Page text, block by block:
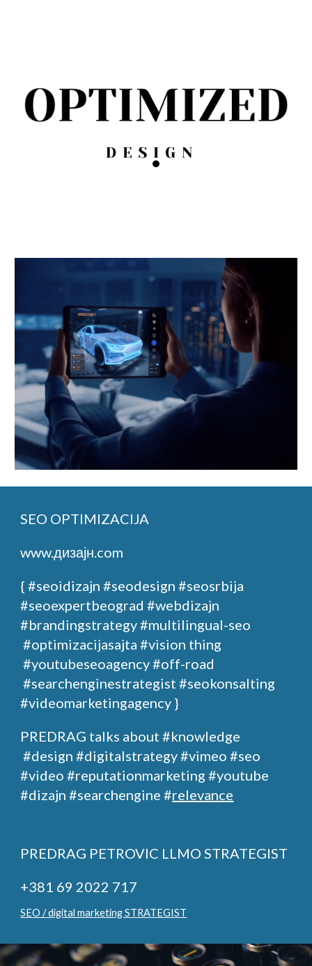
SEO OPTIMIZACIJA
www.дизајн.com
{ #seoidizajn#seodesign #seosrbija
#seoexpertbeograd #webdizajn
#brandingstrategy#multilingual-seo
#optimizacijasajta#vision thing
#youtubeseoagency#off-road
#searchenginestrategist #seokonsalting
#videomarketingagency }
PREDRAG talks about#knowledge
#design#digitalstrategy#vimeo #seo
#video #reputationmarketing #youtube
#dizajn #searchengine #relevance
PREDRAG PETROVIC LLMO STRATEGIST
+381 69 2022 717
SEO / digital marketing STRATEGIST